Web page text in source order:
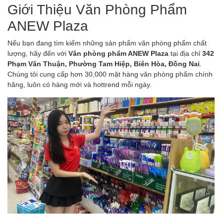
Giới Thiệu Văn Phòng Phẩm
ANEW Plaza
Nếu bạn đang tìm kiếm những sản phẩm văn phòng phẩm chất
lượng, hãy đến với Văn phòng phẩm ANEW Plaza tại địa chỉ 342
Phạm Văn Thuận, Phường Tam Hiệp, Biên Hòa, Đồng Nai
Chúng tôi cung cấp hơn 30,000 mặt hàng văn phòng phẩm chính
hãng, luôn có hàng mới và hottrend mỗi ngày.